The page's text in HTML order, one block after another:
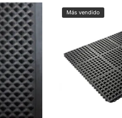
Más vendido